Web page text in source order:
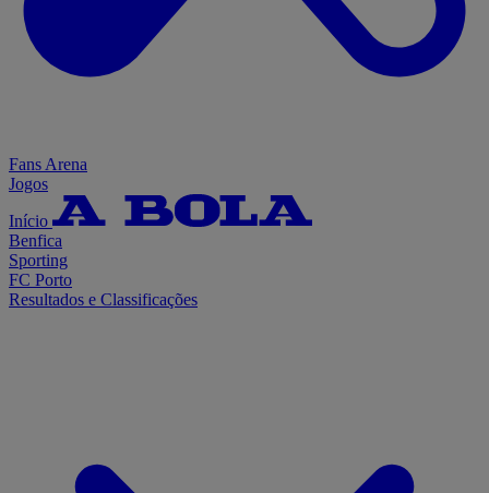
Fans Arena
Jogos
Início
Benfica
Sporting
FC Porto
Resultados e Classificações